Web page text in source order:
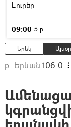
Լուրեր
09:00 5 ր
Երեկ Այսօր
ք. Երևան 106.0